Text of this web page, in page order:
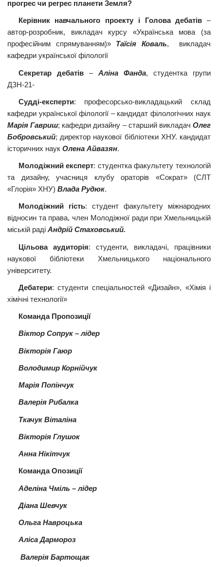
прогрес чи регрес планети Земля?
Керівник навчального проекту і Голова дебатів –
автор-розробник, викладач курсу «Українська мова (за
професійним спрямуванням)» Таїсія Коваль, викладач
кафедри української філології
Секретар дебатів– Аліна Фанда, студентка групи
ДЗН-21-
Судді-експерти: професорсько-викладацький склад
кафедри української філології – кандидат філологічних наук
Марія Гавриш; кафедри дизайну – старший викладачОлег
Бобровський; директор наукової бібліотеки ХНУ. кандидат
історичних наук Олена Айвазян.
Молодіжний експерт: студентка факультету технологій
та дизайну, учасниця клубу ораторів «Сократ» (СЛТ
«Глорія» ХНУ) Влада Рудюк.
Молодіжний гість: студент факультету міжнародних
відносин та права, член Молодіжної ради при Хмельницькій
міській раді Андрій Стаховський.
Цільова аудиторія: студенти, викладачі, працівники
наукової бібліотеки Хмельницького національного
університету.
Дебатери: студенти спеціальностей «Дизайн», «Хімія і
хімічні технології»
Команда Пропозиції
Віктор Сопрук – лідер
Вікторія Гаюр
Володимир Корнійчук
Марія Попінчук
Валерія Рибалка
Ткачук Віталіна
Вікторія Глушок
Анна Нікітчук
Команда Опозиції
Аделіна Чміль – лідер
Діана Шевчук
Ольга Навроцька
Аліса Дармороз
Валерія Бартощак